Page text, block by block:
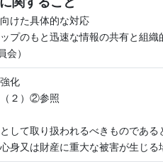
た具体的な対応
のもと迅速な情報の共有と組織
）
化
）②参照
取り扱われるべきものである
は財産に重大な被害が生じる